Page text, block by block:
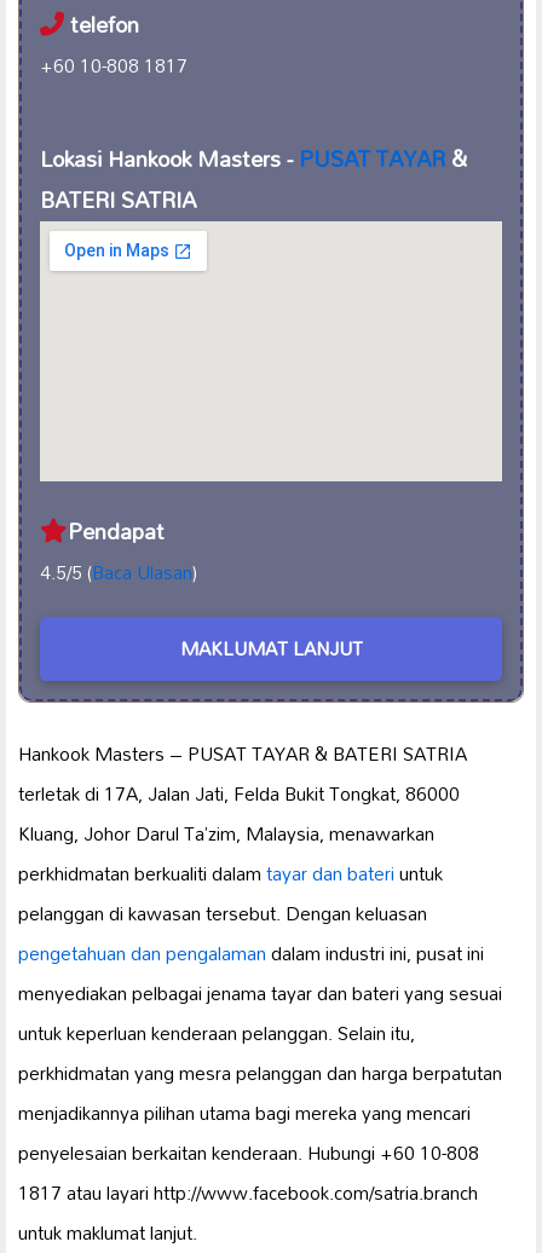
telefon
+60 10-808 1817
Lokasi Hankook Masters -PUSAT TAYAR&
BATERI SATRIA
Pendapat
4.5/5 (Baca Ulasan)
MAKLUMAT LANJUT
Hankook Masters – PUSAT TAYAR & BATERI SATRIA
terletak di 17A, Jalan Jati, Felda Bukit Tongkat, 86000
Kluang, Johor Darul Ta’zim, Malaysia, menawarkan
perkhidmatan berkualiti dalamtayar dan bateriuntuk
pelanggan di kawasan tersebut. Dengan keluasan
pengetahuan dan pengalamandalam industri ini, pusat ini
menyediakan pelbagai jenama tayar dan bateri yang sesuai
untuk keperluan kenderaan pelanggan. Selain itu,
perkhidmatan yang mesra pelanggan dan harga berpatutan
menjadikannya pilihan utama bagi mereka yang mencari
penyelesaian berkaitan kenderaan. Hubungi +60 10-808
1817 atau layari http://www.facebook.com/satria.branch
untuk maklumat lanjut.